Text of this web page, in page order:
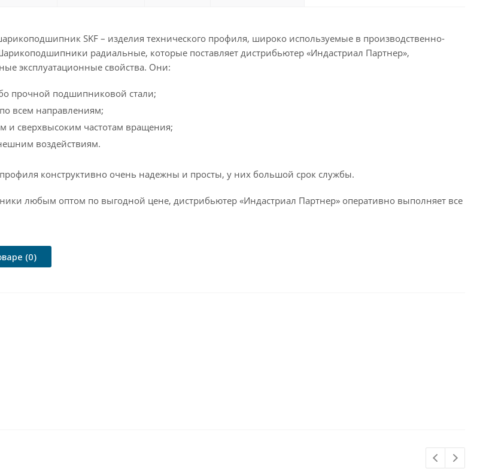
SKF – изделия технического профиля, широко используемые в производственно-
радиальные, которые поставляет дистрибьютер «Индастриал Партнер»,
эксплуатационные свойства. Они:
прочной подшипниковой стали;
всем направлениям;
и сверхвысоким частотам вращения;
воздействиям.
профиля конструктивно очень надежны и просты, у них большой срок службы.
любым оптом по выгодной цене, дистрибьютер «Индастриал Партнер» оперативно выполняет все
(0)